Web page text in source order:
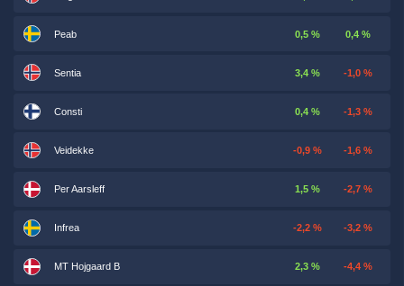
Peab 0,5 % 0,4 %
Sentia 3,4 % -1,0 %
Consti 0,4 % -1,3 %
Veidekke -0,9 % -1,6 %
Per Aarsleff 1,5 % -2,7 %
Infrea -2,2 % -3,2 %
MT Hojgaard B 2,3 % -4,4 %